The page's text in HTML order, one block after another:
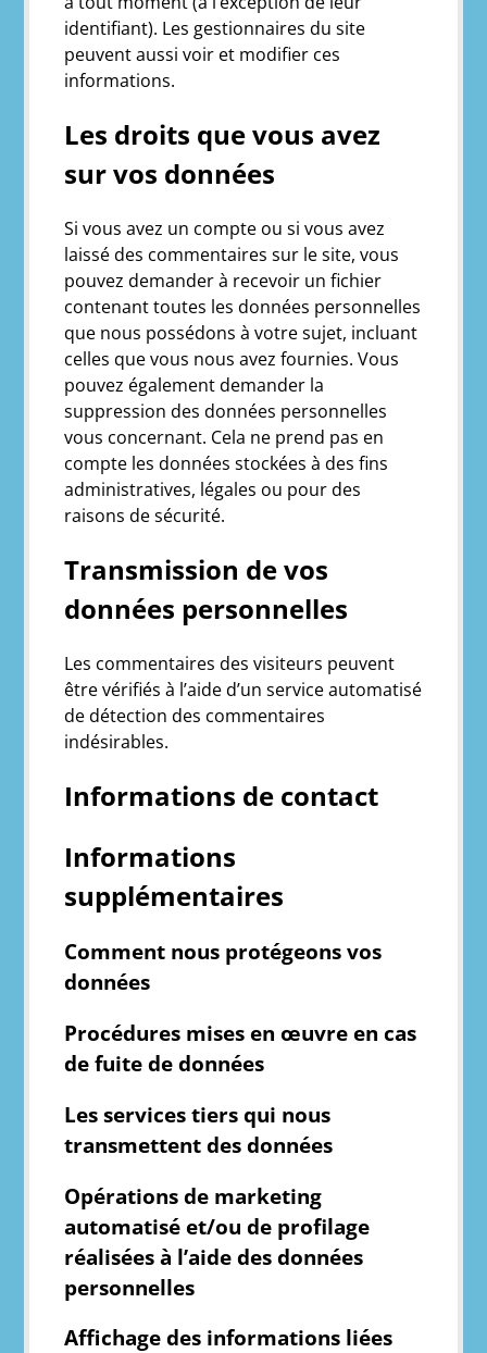
identifiant). Les gestionnaires du site
peuvent aussi voir et modifier ces
informations.
Les droits que vous avez
sur vos données
Si vous avez un compte ou si vous avez
laissé des commentaires sur le site, vous
pouvez demander à recevoir un fichier
contenant toutes les données personnelles
que nous possédons à votre sujet, incluant
celles que vous nous avez fournies. Vous
pouvez également demander la
suppression des données personnelles
vous concernant. Cela ne prend pas en
compte les données stockées à des fins
administratives, légales ou pour des
raisons de sécurité.
Transmission de vos
données personnelles
Les commentaires des visiteurs peuvent
être vérifiés à l’aide d’un service automatisé
de détection des commentaires
indésirables.
Informations de contact
Informations
supplémentaires
Comment nous protégeons vos
données
Procédures mises en œuvre en cas
de fuite de données
Les services tiers qui nous
transmettent des données
Opérations de marketing
automatisé et/ou de profilage
réalisées à l’aide des données
personnelles
Affichage des informations liées